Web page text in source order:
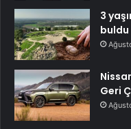
3
buldu
Geri